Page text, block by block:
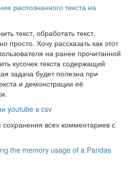
распознанного текста на
текст, обработать текст,
просто. Хочу рассказать как этот
на ранее прочитанной
кусочек текста содержащий
задача будет полезна при
и демонстрации её
youtube в csv
всех комментариев с
the memory usage of a Pandas